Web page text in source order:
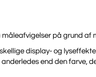
måleafvigelser på grund af
display- og
end den farve,